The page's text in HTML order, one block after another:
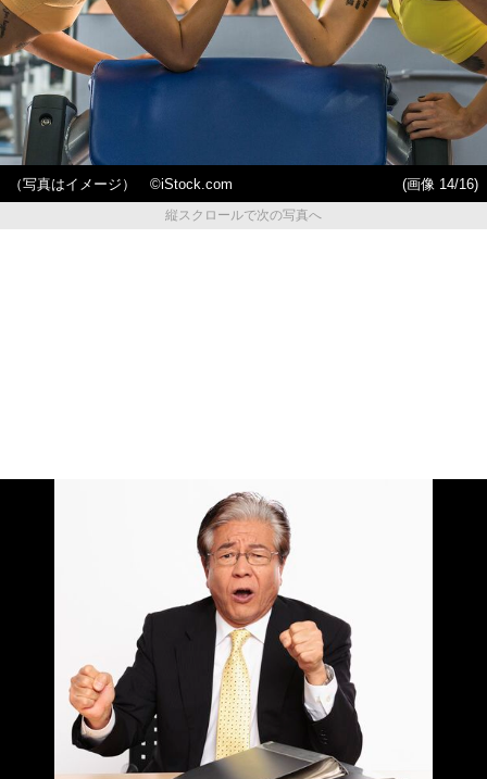
（写真はイメージ） ©️iStock.com
(画像 14/16)
縦スクロールで次の写真へ